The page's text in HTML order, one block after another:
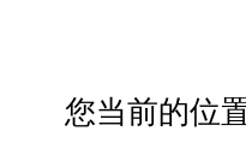
您当前的位